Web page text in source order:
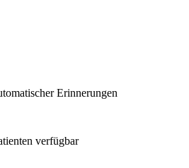
Erinnerungen
verfügbar